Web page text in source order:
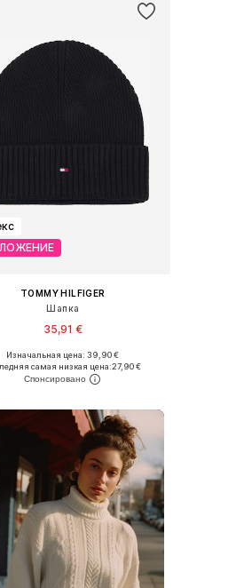
TOMMY HILFIGER
Шапка
35,91 €
Доступные размеры: 55-60
Добавить в корзину
Изначальная цена: 39,90 €
самая низкая цена:27,90 €